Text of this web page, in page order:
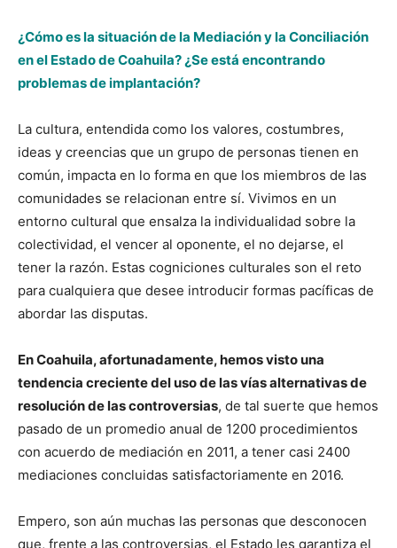
¿Cómo es la situación de la Mediación y la Conciliación
en el Estado de Coahuila? ¿Se está encontrando
problemas de implantación?
La cultura, entendida como los valores, costumbres,
ideas y creencias que un grupo de personas tienen en
común, impacta en lo forma en que los miembros de las
comunidades se relacionan entre sí. Vivimos en un
entorno cultural que ensalza la individualidad sobre la
colectividad, el vencer al oponente, el no dejarse, el
tener la razón. Estas cogniciones culturales son el reto
para cualquiera que desee introducir formas pacíficas de
abordar las disputas.
En Coahuila, afortunadamente, hemos visto una
tendencia creciente del uso de las vías alternativas de
resolución de las controversias, de tal suerte que hemos
pasado de un promedio anual de 1200 procedimientos
con acuerdo de mediación en 2011, a tener casi 2400
mediaciones concluidas satisfactoriamente en 2016.
Empero, son aún muchas las personas que desconocen
que, frente a las controversias, el Estado les garantiza el